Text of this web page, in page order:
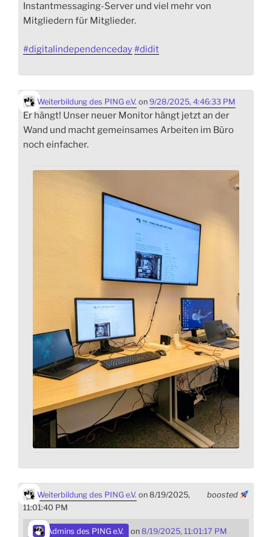
Instantmessaging-Server und viel mehr von
Mitgliedern für Mitglieder.
#digitalindependenceday#didit
Weiterbildung des PING e.V. on 9/28/2025, 4:46:33 PM
Er hängt! Unser neuer Monitor hängt jetzt an der
Wand und macht gemeinsames Arbeiten im Büro
noch einfacher.
boosted
Weiterbildung des PING e.V. on 8/19/2025,
11:01:40 PM
Admins des PING e.V. on 8/19/2025, 11:01:17 PM